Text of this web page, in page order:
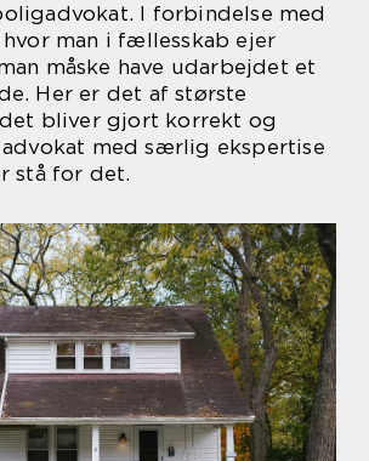
I forbindelse med
hvor man i fællesskab ejer
måske have udarbejdet et
Her er det af største
bliver gjort korrekt og
advokat med særlig ekspertise
stå for det.